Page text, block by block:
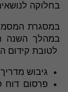
בחלוקה
במסגרת
במהלך השנה
לטובת קידום
גיבוש
פרסום דוח